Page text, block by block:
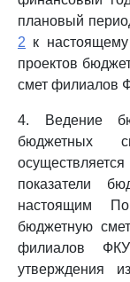
плановый
2 к
проектов
смет филиалов
4. Ведение
бюджетных
показатели
настоящим
бюджетную
филиалов
утверждения